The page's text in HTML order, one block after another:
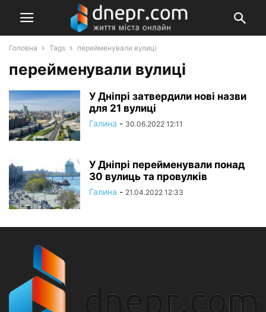
Головна Tags перейменували вулиці
перейменували вулиці
У Дніпрі затвердили нові назви
для 21 вулиці
Галина - 30.06.2022 12:11
У Дніпрі перейменували понад
30 вулиць та провулків
Галина - 21.04.2022 12:33